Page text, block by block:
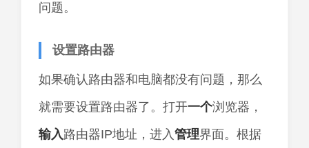
问题。
设置路由器
如果确认路由器和电脑都没有问题，那么
就需要设置路由器了。打开一个浏览器，
输入路由器IP地址，进入管理界面。根据